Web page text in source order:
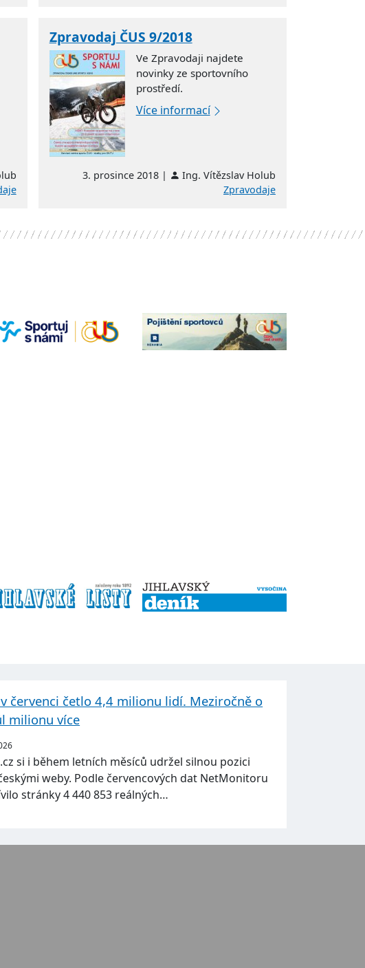
Zpravodaj ČUS 9/2018
Ve Zpravodaji najdete
novinky ze sportovního
prostředí.
Více informací
3. prosince 2018 |
Ing. Vítězslav Holub
Zpravodaje
červenci četlo 4,4 milionu lidí. Meziročně o
milionu více
si i během letních měsíců udržel silnou pozici
weby. Podle červencových dat NetMonitoru
stránky 4 440 853 reálných…